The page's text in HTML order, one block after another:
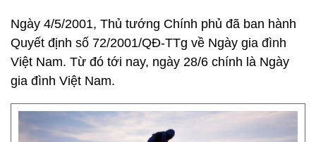
Ngày 4/5/2001, Thủ tướng Chính phủ đã ban hành
Quyết định số 72/2001/QĐ-TTg về Ngày gia đình
Việt Nam. Từ đó tới nay, ngày 28/6 chính là Ngày
gia đình Việt Nam.